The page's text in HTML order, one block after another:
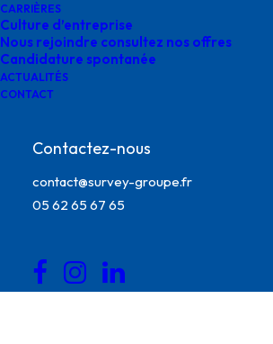
CARRIÈRES
Culture d’entreprise
Nous rejoindre consultez nos offres
Candidature spontanée
ACTUALITÉS
CONTACT
Contactez-nous
contact@survey-groupe.fr
05 62 65 67 65
supervision-de-travaux-ingenierie-